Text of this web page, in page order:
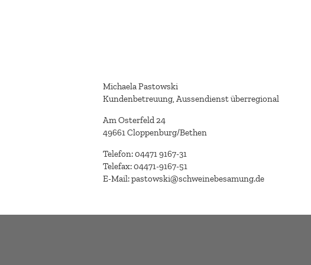
Michaela Pastowski
Kundenbetreuung, Aussendienst überregional
Am Osterfeld 24
49661 Cloppenburg/Bethen
Telefon: 04471 9167-31
Telefax: 04471-9167-51
E-Mail: pastowski@schweinebesamung.de